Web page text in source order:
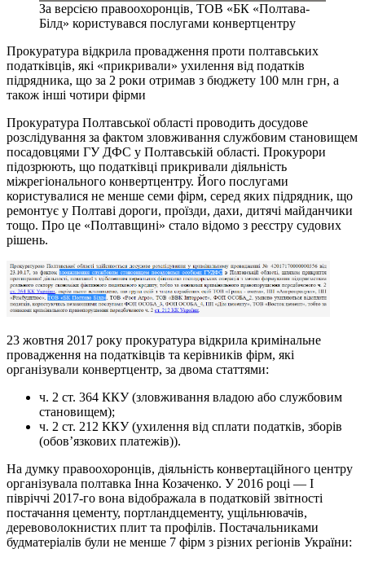
За версією правоохоронців, ТОВ «БК «Полтава-
Білд» користувався послугами конвертцентру
Прокуратура відкрила провадження проти полтавських
податківців, які «прикривали» ухилення від податків
підрядника, що за 2 роки отримав з бюджету 100 млн грн, а
також інші чотири фірми
Прокуратура Полтавської області проводить досудове
розслідування за фактом зловживання службовим становищем
посадовцями ГУ ДФС у Полтавській області. Прокурори
підозрюють, що податківці прикривали діяльність
міжрегіонального конвертцентру. Його послугами
користувалися не менше семи фірм, серед яких підрядник, що
ремонтує у Полтаві дороги, проїзди, дахи, дитячі майданчики
тощо. Про це «Полтавщині» стало відомо з реєстру судових
рішень.
23 жовтня 2017 року прокуратура відкрила кримінальне
провадження на податківців та керівників фірм, які
організували конвертцентр, за двома статтями:
ч. 2 ст. 364 ККУ (зловживання владою або службовим
становищем);
ч. 2 ст. 212 ККУ (ухилення від сплати податків, зборів
(обов’язкових платежів)).
На думку правоохоронців, діяльність конвертаційного центру
організувала полтавка Інна Козаченко. У 2016 році — І
півріччі 2017-го вона відображала в податковій звітності
постачання цементу, портландцементу, ущільнювачів,
деревоволокнистих плит та профілів. Постачальниками
будматеріалів були не менше 7 фірм з різних регіонів України: